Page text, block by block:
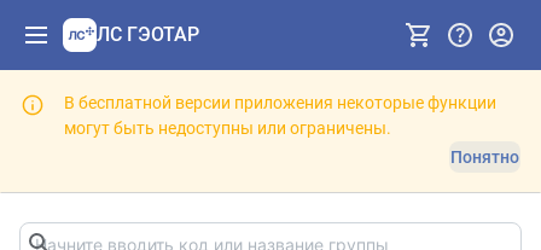
ЛС ГЭОТАР
В бесплатной версии приложения некоторые функции
могут быть недоступны или ограничены.
Понятно